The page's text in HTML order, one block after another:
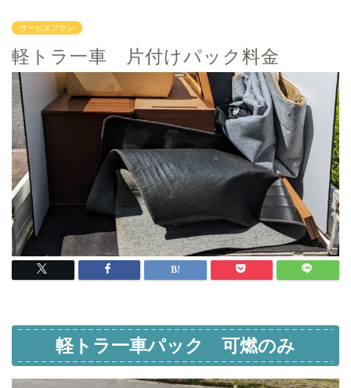
サービスプラン
軽トラ一車 片付けパック料金
軽トラ一車パック 可燃のみ